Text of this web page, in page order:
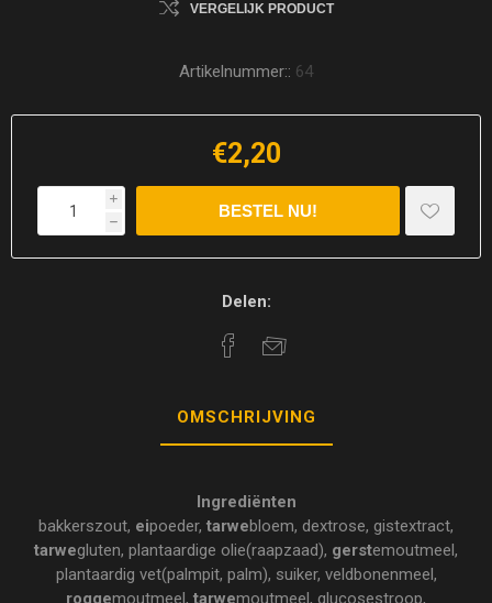
VERGELIJK PRODUCT
Artikelnummer:: 64
€2,20
i
h
Delen:
OMSCHRIJVING
Ingrediënten
bakkerszout, eipoeder, tarwebloem, dextrose, gistextract,
tarwegluten, plantaardige olie(raapzaad), gerstemoutmeel,
plantaardig vet(palmpit, palm), suiker, veldbonenmeel,
roggemoutmeel, tarwemoutmeel, glucosestroop,